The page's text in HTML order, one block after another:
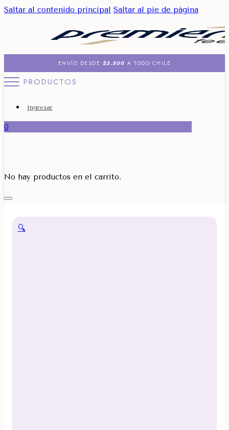
Saltar al contenido principal Saltar al pie de página
ENVÍO DESDE $3.500 A TODO CHILE
PRODUCTOS
Ingresar
0
No hay productos en el carrito.
🔍